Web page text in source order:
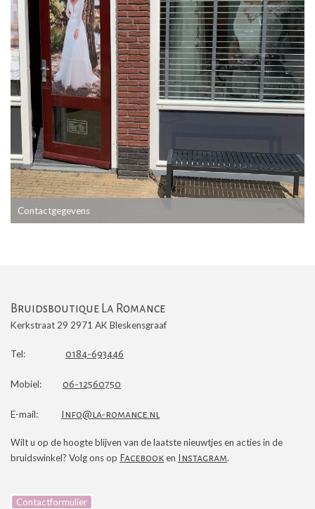
Contactgegevens
Bruidsboutique La Romance
Kerkstraat 29 2971 AK Bleskensgraaf
Tel: 0184-693446
Mobiel: 06-12560750
E-mail: Info@la-romance.nl
Wilt u op de hoogte blijven van de laatste nieuwtjes en acties in de
bruidswinkel? Volg ons op Facebooken Instagram.
Contactformulier